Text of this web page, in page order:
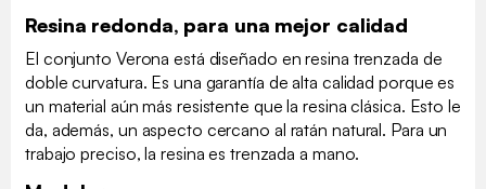
Resina redonda, para una mejor calidad
El conjunto Verona está diseñado en resina trenzada de
doble curvatura. Es una garantía de alta calidad porque es
un material aún más resistente que la resina clásica. Esto le
da, además, un aspecto cercano al ratán natural. Para un
trabajo preciso, la resina es trenzada a mano.